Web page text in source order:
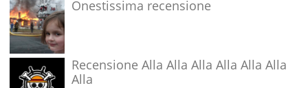
Onestissima recensione
Recensione Alla Alla Alla Alla Alla Alla
Alla